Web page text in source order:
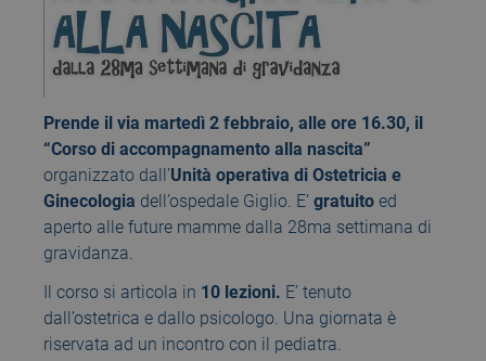
Prende il via martedì 2 febbraio, alle ore 16.30, il
“Corso di accompagnamento alla nascita”
organizzato dall’Unità operativa di Ostetricia e
Ginecologia dell’ospedale Giglio. E’ gratuito ed
aperto alle future mamme dalla 28ma settimana di
gravidanza.
Il corso si articola in 10 lezioni. E’ tenuto
dall’ostetrica e dallo psicologo. Una giornata è
riservata ad un incontro con il pediatra.